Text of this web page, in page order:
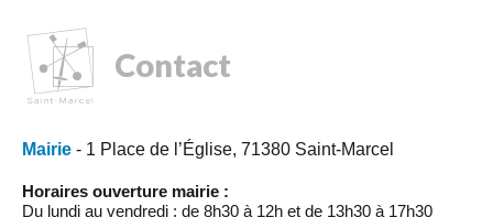
Contact
Mairie - 1 Place de l’Église, 71380 Saint-Marcel
Horaires ouverture mairie :
Du lundi au vendredi : de 8h30 à 12h et de 13h30 à 17h30